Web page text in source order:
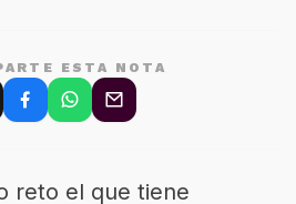
ESTA NOTA
reto el que tiene